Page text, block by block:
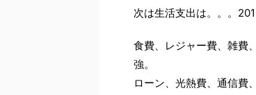
次は生活支出は。。。
食費、レジャー費、雑費
強。
ローン、光熱費、通信費